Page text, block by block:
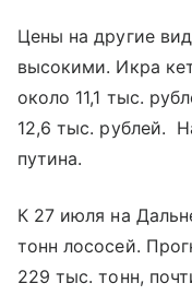
Цены на другие
высокими. Икра
около 11,1 тыс.
12,6 тыс. рублей.
путина.
К 27 июля на
тонн лососей.
229 тыс. тонн,